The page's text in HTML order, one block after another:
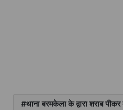
थाना बरमकेला के द्वारा शराब